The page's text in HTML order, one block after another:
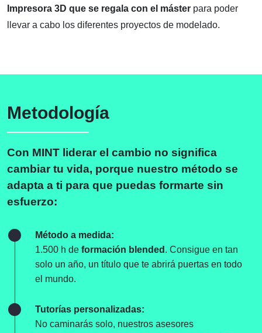
Impresora 3D que se regala con el máster para poder
llevar a cabo los diferentes proyectos de modelado.
Metodología
Con MINT liderar el cambio no significa
cambiar tu vida, porque nuestro método se
adapta a ti para que puedas formarte sin
esfuerzo:
Método a medida:
1.500 h de formación blended . Consigue en tan
solo un año, un título que te abrirá puertas en todo
el mundo.
Tutorías personalizadas:
No caminarás solo, nuestros asesores